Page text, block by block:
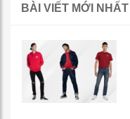
BÀI VIẾT MỚI NHẤT